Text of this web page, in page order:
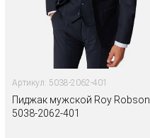
Артикул: 5038-2062-401
Пиджак мужской Roy Robson
5038-2062-401